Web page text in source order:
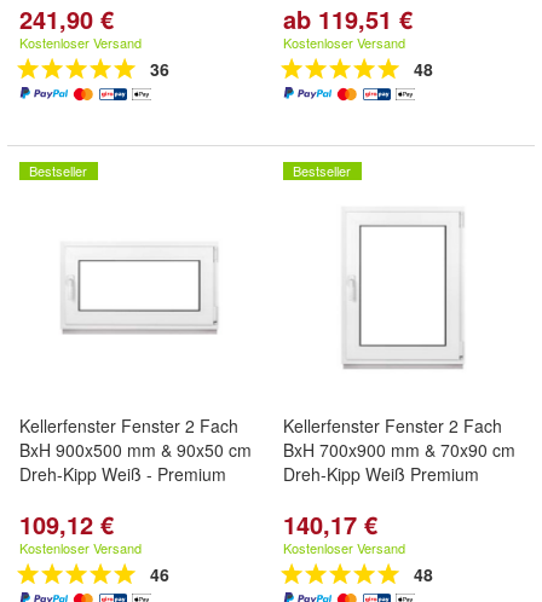
241,90 €
Kostenloser Versand
36
ab 119,51 €
Kostenloser Versand
48
Bestseller
Kellerfenster Fenster 2 Fach
BxH 900x500 mm & 90x50 cm
Dreh-Kipp Weiß - Premium
109,12 €
Kostenloser Versand
46
Bestseller
Kellerfenster Fenster 2 Fach
BxH 700x900 mm & 70x90 cm
Dreh-Kipp Weiß Premium
140,17 €
Kostenloser Versand
48